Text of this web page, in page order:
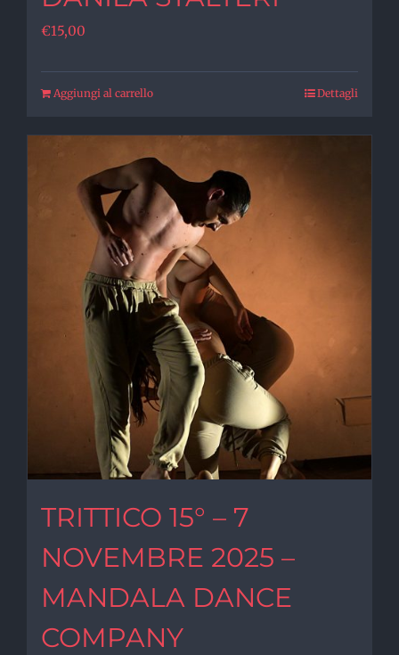
€15,00
Aggiungi al carrello Dettagli
TRITTICO 15° – 7
NOVEMBRE 2025 –
MANDALA DANCE
COMPANY